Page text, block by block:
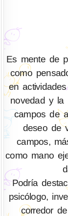
Es mente de
como
en
novedad y la
campos de
deseo de
campos,
como mano
Podría
psicólogo,
corredor